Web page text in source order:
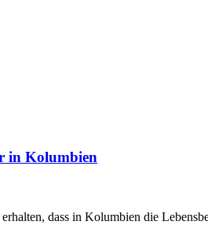
in Kolumbien
dass in Kolumbien die